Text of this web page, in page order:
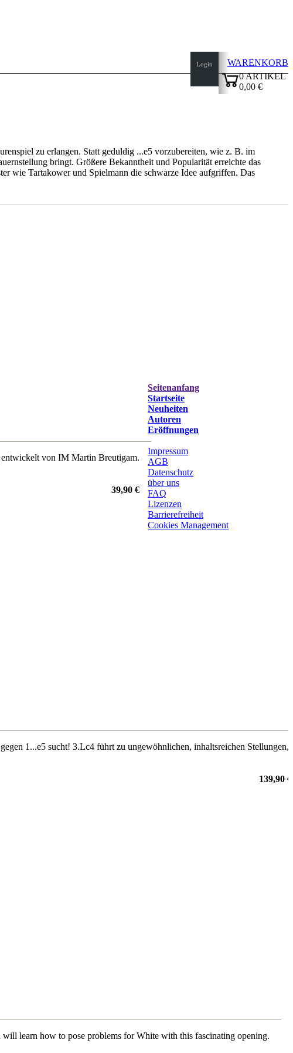
Login
WARENKORB
0ARTIKEL
0,00 €
zu erlangen. Statt geduldig ...e5 vorzubereiten, wie z. B. im
bringt. Größere Bekanntheit und Popularität erreichte das
wie Tartakower und Spielmann die schwarze Idee aufgriffen. Das
entwickelt von IM Martin Breutigam.
39,90 €
1...e5 sucht! 3.Lc4 führt zu ungewöhnlichen, inhaltsreichen Stellungen,
139,90 €
learn how to pose problems for White with this fascinating opening.
Seitenanfang
Startseite
Neuheiten
Autoren
Eröffnungen
Impressum
AGB
Datenschutz
über uns
FAQ
Lizenzen
Barrierefreiheit
Cookies Management